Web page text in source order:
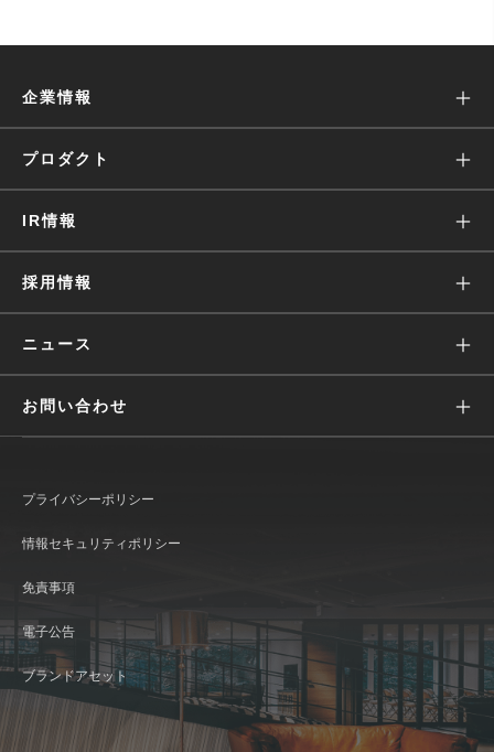
企業情報
ミッション
会社概要
役員・経営陣
プロダクト
Wantedly Visit
Engagement Suite
Wantedly Hire
IR情報
株主・投資家の皆様へ
業績ハイライト(グラフ)
IRライブラリ
よくあるご質問
採用情報
価値観
働く環境
新卒採用
ニュース
すべて
メディア
おしらせ
お問い合わせ
IR情報に関して
Wantedly Visit / Admin に関して
プライバシーポリシー
情報セキュリティポリシー
免責事項
電子公告
ブランドアセット